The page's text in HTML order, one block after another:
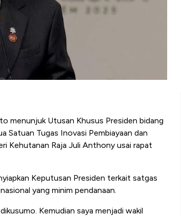
menunjuk Utusan Khusus Presiden bidang
Satuan Tugas Inovasi Pembiayaan dan
Kehutanan Raja Juli Anthony usai rapat
Keputusan Presiden terkait satgas
yang minim pendanaan.
Kemudian saya menjadi wakil